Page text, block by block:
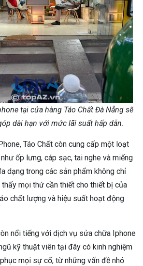
tại cửa hàng Táo Chất Đà Nẵng sẽ
dài hạn với mức lãi suất hấp dẫn.
Táo Chất còn cung cấp một loạt
ốp lưng, cáp sạc, tai nghe và miếng
dạng trong các sản phẩm không chỉ
thấy mọi thứ cần thiết cho thiết bị của
chất lượng và hiệu suất hoạt động
nổi tiếng với dịch vụ sửa chữa Iphone
kỹ thuật viên tại đây có kinh nghiệm
mọi sự cố, từ những vấn đề nhỏ